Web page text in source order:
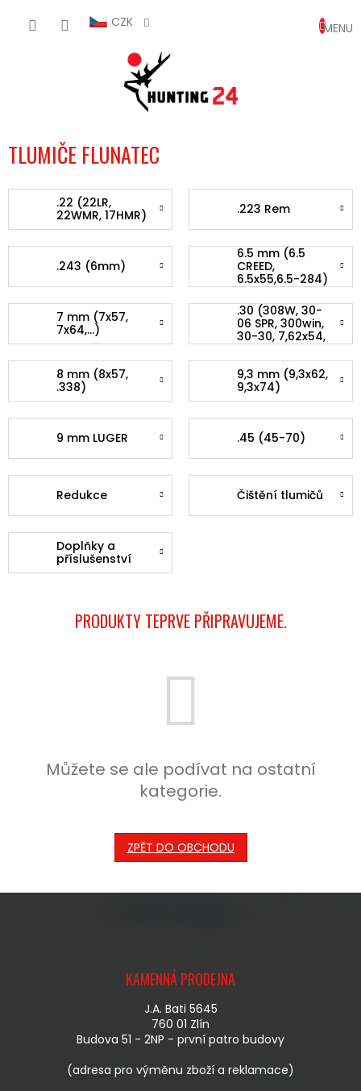
CZK
KOŠÍK
TLUMIČE FLUNATEC
.22 (22LR,
22WMR, 17HMR)
.223 Rem
.243 (6mm)
6.5 mm (6.5
CREED,
6.5x55,6.5-284)
7 mm (7x57,
7x64,...)
.30 (308W, 30-
06 SPR, 300win,
30-30, 7,62x54,
7,62x39)
8 mm (8x57,
.338)
9,3 mm (9,3x62,
9,3x74)
9 mm LUGER .45 (45-70)
Redukce Čištění tlumičů
Doplňky a
příslušenství
PRODUKTY TEPRVE PŘIPRAVUJEME.
Můžete se ale podívat na ostatní
kategorie.
ZPĚT DO OBCHODU
KAMENNÁ PRODEJNA
J.A. Bati 5645
760 01 Zlín
Budova 51 - 2NP - první patro budovy
(adresa pro výměnu zboží a reklamace)